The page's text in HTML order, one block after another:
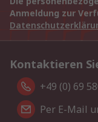
Anmeldung zur
Kontaktieren
+49 (0) 69
Per E-Mail